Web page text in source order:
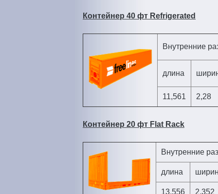
Контейнер 40 фт Refrigerated
Внутренние
длина
11,561 2,28
Контейнер 20 фт Flat Rack
Внутренние
длина
13,556 2,352